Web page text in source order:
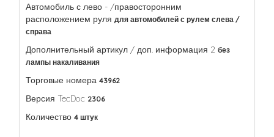
Автомобиль с лево - /правосторонним
расположением руля для автомобилей с рулем слева /
справа
Дополнительный артикул / доп. информация 2 без
лампы накаливания
Торговые номера 43962
Версия TecDoc 2306
Количество 4 штук